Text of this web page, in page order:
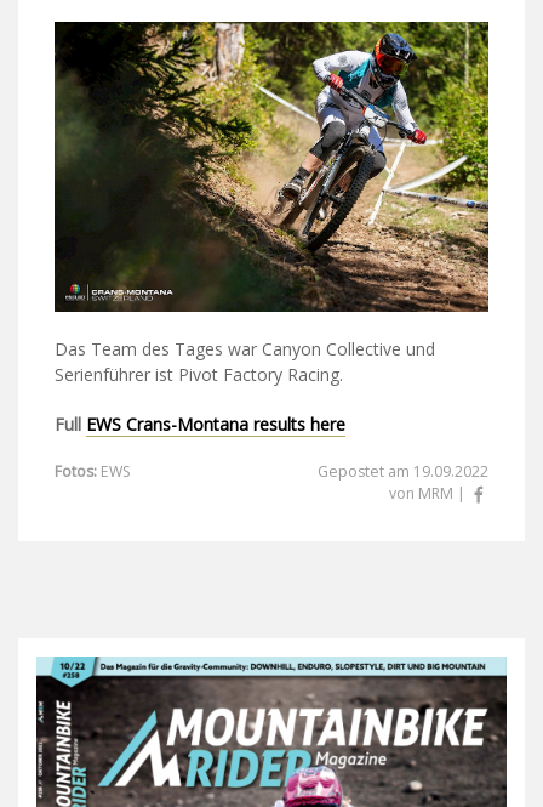
Das Team des Tages war Canyon Collective und
Serienführer ist Pivot Factory Racing.
Full EWS Crans-Montana results here
Fotos: EWS
Gepostet am 19.09.2022
von MRM |